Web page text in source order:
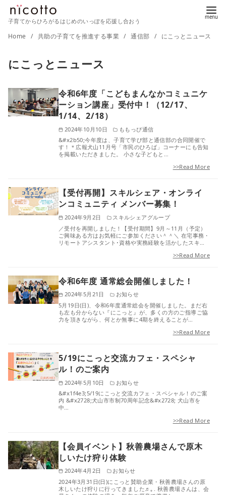
子育てからひろがるはじめのいっぽを応援し合おう
Home 共助の子育てを推進する事業 通信部 にこっとニュース
にこっとニュース
令和6年度「こどもまんなかコミュニケ
ーション講座」受付中！（12/17、
1/14、2/18）
2024年10月10日
ももっぴ通信
&#x2b50;今年度は、子育て学び部と通信部の合同開催で
す！＊広報犬山11月号「市民のひろば」コーナーにも告知
を掲載いただきました。 小さな子どもと…
>>Read More
【受付再開】スキルシェア・オンライ
ンコミュニティ メンバー募集！
2024年9月2日
スキルシェアグループ
／受付を再開しました！【受付期間】9月～11月（予定）
ご興味ある方はお気軽にご参加ください＾＾＼ 在宅事務・
リモートアシスタント･資格や実務経験を活かしたスキ…
>>Read More
令和6年度 通常総会開催しました！
2024年5月21日
お知らせ
5月19日(日)、令和6年度通常総会を開催しました。⁡まだ右
も左も分からない『にこっと』が、多くの方のご指導ご協
力を頂きながら、何とか無事に4期を終えることが…
>>Read More
5/19にこっと交流カフェ・スペシャ
ル！のご案内
2024年5月10日
お知らせ
&#x1f4e3;5/19にこっと交流カフェ・スペシャル！のご案
内 &#x2728;犬山市市制70周年記念&#x2728; 犬山市を
中…
>>Read More
【会員イベント】秋善農場さんで原木
しいたけ狩り体験
2024年4月2日
お知らせ
2024年3月31日(日)にこっと賛助企業・秋善農場さんの原
木しいたけ狩りに行ってきました♬｡.⁡ 秋善農場さんは、会